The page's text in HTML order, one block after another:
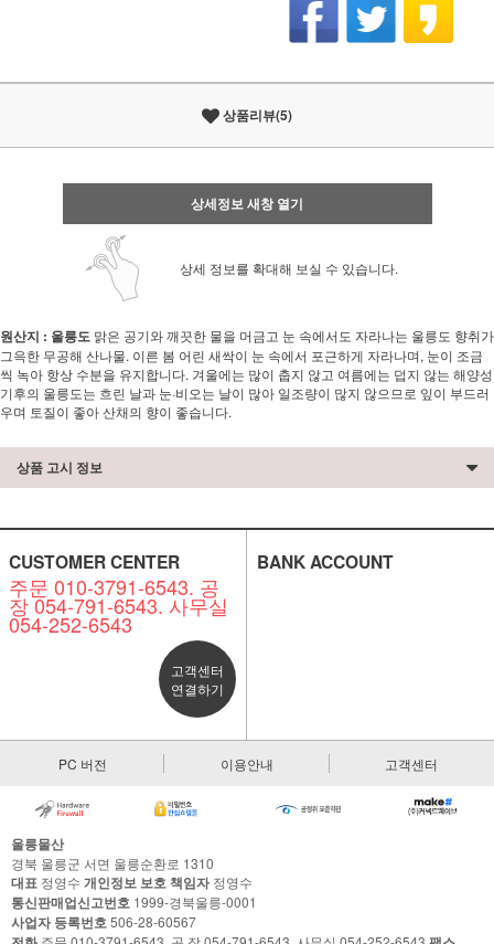
상품리뷰(5)
상세정보 새창 열기
상세 정보를 확대해 보실 수 있습니다.
원산지 : 울릉도 맑은 공기와 깨끗한 물을 머금고 눈 속에서도 자라나는 울릉도 향취가
그윽한 무공해 산나물. 이른 봄 어린 새싹이 눈 속에서 포근하게 자라나며, 눈이 조금
씩 녹아 항상 수분을 유지합니다. 겨울에는 많이 춥지 않고 여름에는 덥지 않는 해양성
기후의 울릉도는 흐린 날과 눈·비오는 날이 많아 일조량이 많지 않으므로 잎이 부드러
우며 토질이 좋아 산채의 향이 좋습니다.
상품 고시 정보
CUSTOMER CENTER
주문 010-3791-6543. 공
장 054-791-6543. 사무실
054-252-6543
고객센터
연결하기
BANK ACCOUNT
PC 버전 이용안내 고객센터
울릉물산
경북 울릉군 서면 울릉순환로 1310
대표 정영수 개인정보 보호 책임자정영수
통신판매업신고번호 1999-경북울릉-0001
사업자 등록번호506-28-60567